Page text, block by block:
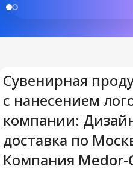
Сувенирная
с нанесением
компании:
доставка по
Компания